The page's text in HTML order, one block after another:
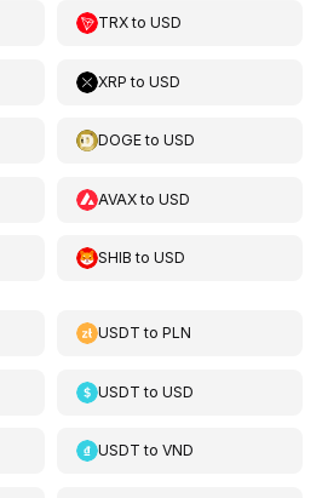
TRXtoUSD
XRP toUSD
DOGEtoUSD
AVAXtoUSD
SHIB toUSD
USDT toPLN
USDT toUSD
USDT toVND